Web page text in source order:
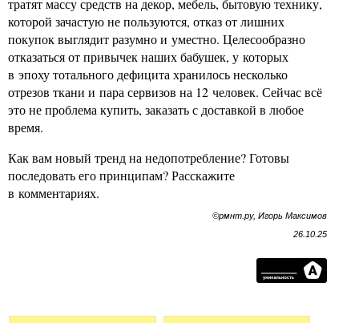
тратят массу средств на декор, мебель, бытовую технику,
которой зачастую не пользуются, отказ от лишних
покупок выглядит разумно и уместно. Целесообразно
отказаться от привычек наших бабушек, у которых
в эпоху тотального дефицита хранилось несколько
отрезов ткани и пара сервизов на 12 человек. Сейчас всё
это не проблема купить, заказать с доставкой в любое
время.
Как вам новый тренд на недопотребление? Готовы
последовать его принципам? Расскажите
в комментариях.
©рмнт.ру, Игорь Максимов
26.10.25